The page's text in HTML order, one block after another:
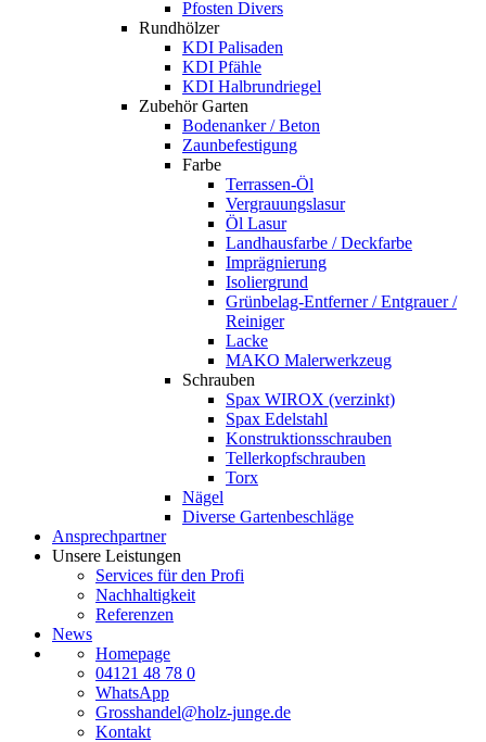
Pfosten Divers
Rundhölzer
KDI Palisaden
KDI Pfähle
KDI Halbrundriegel
Zubehör Garten
Bodenanker / Beton
Zaunbefestigung
Farbe
Terrassen-Öl
Vergrauungslasur
Öl Lasur
Landhausfarbe / Deckfarbe
Imprägnierung
Isoliergrund
Grünbelag-Entferner / Entgrauer /
Reiniger
Lacke
MAKO Malerwerkzeug
Schrauben
Spax WIROX (verzinkt)
Spax Edelstahl
Konstruktionsschrauben
Tellerkopfschrauben
Torx
Nägel
Diverse Gartenbeschläge
Ansprechpartner
Unsere Leistungen
Services für den Profi
Nachhaltigkeit
Referenzen
News
Homepage
04121 48 78 0
WhatsApp
Grosshandel@holz-junge.de
Kontakt